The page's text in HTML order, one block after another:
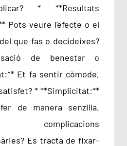
* **Resultats
Pots veure l'efecte o el
que fas o decideixes?
de benestar o
Et fa sentir còmode,
* **Simplicitat:**
de manera senzilla,
complicacions
Es tracta de fixar-